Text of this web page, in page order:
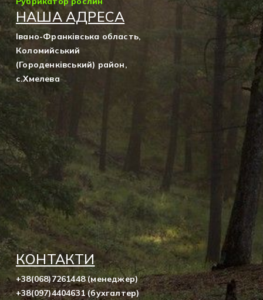
НАША АДРЕСА
Івано-Франківська область,
Коломийський
(Городенківський) район,
с.Хмелева
КОНТАКТИ
+38(068)7261448 (менеджер)
+38(097)4404631 (бухгалтер)